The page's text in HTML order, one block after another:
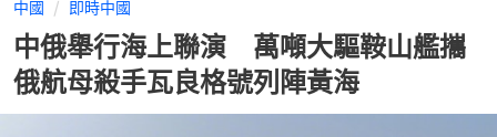
中國 即時中國
中俄舉行海上聯演 萬噸大驅鞍山艦攜
俄航母殺手瓦良格號列陣黃海